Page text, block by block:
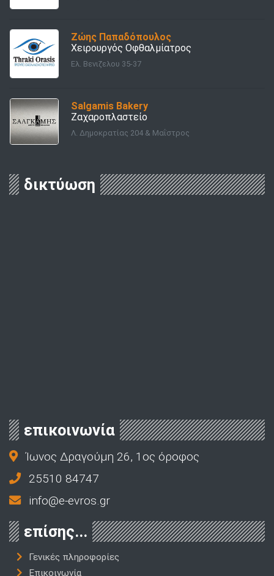
Ζώης Παπαδόπουλος
Χειρουργός Οφθαλμίατρος
Ελ. Βενιζελου 35-37
Salgamis Bakery
Ζαχαροπλαστείο
Λ. Δημοκρατίας 204 & Μαΐστρος
δικτύωση
επικοινωνία
Ίωνος Δραγούμη 26, 1ος όροφος
25510 84747
info@e-evros.gr
επίσης...
Γενικές πληροφορίες
Επικοινωνία